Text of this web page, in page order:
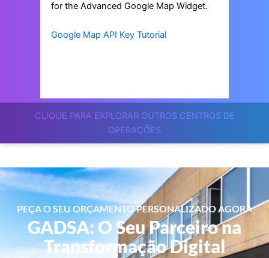
CLIQUE PARA EXPLORAR OUTROS CENTROS DE
OPERAÇÕES
for the Advanced Google Map Widget.
Google Map API Key Tutorial
PEÇA O SEU ORÇAMENTO PERSONALIZADO AGORA
GADSA: O Seu Parceiro na
Transformação Digital